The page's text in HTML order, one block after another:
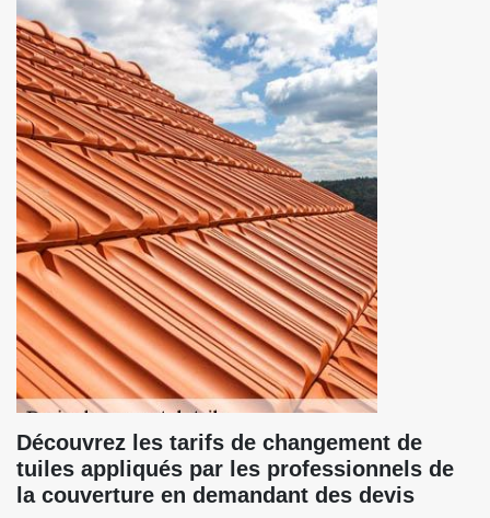
Découvrez les tarifs de changement de
tuiles appliqués par les professionnels de
la couverture en demandant des devis